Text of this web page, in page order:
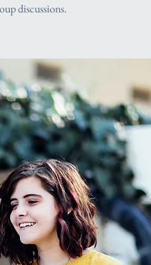
discussions.